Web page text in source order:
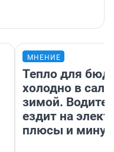
МНЕНИЕ
Тепло для
холодно в
зимой.
ездит на
плюсы и